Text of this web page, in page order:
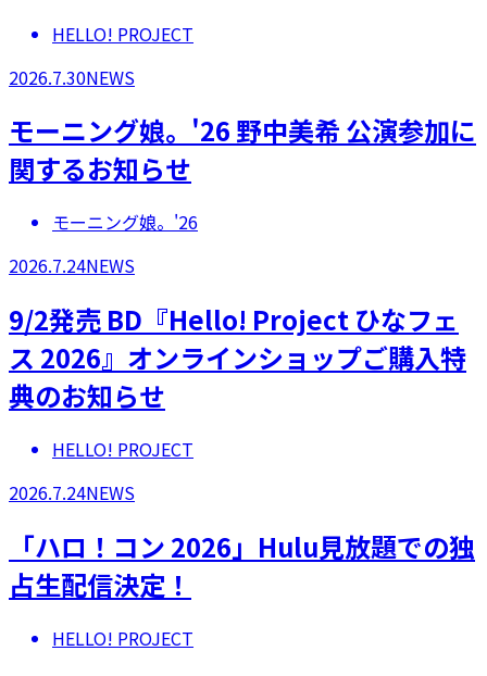
HELLO! PROJECT
2026.7.30NEWS
モーニング娘。'26 野中美希 公演参加に
関するお知らせ
モーニング娘。'26
2026.7.24NEWS
9/2発売 BD『Hello! Project ひなフェ
ス 2026』オンラインショップご購入特
典のお知らせ
HELLO! PROJECT
2026.7.24NEWS
「ハロ！コン 2026」Hulu見放題での独
占生配信決定！
HELLO! PROJECT